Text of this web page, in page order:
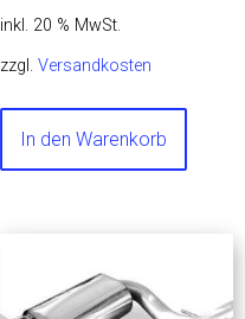
inkl. 20 % MwSt.
zzgl. Versandkosten
In den Warenkorb